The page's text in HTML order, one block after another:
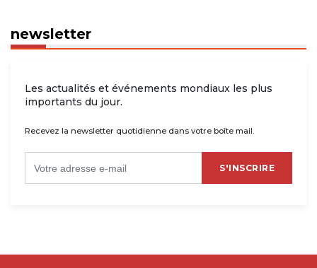
newsletter
Les actualités et événements mondiaux les plus
importants du jour.
Recevez la newsletter quotidienne dans votre boîte mail.
S'INSCRIRE